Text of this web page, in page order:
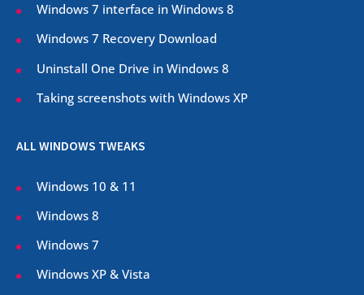
Windows 7 interface in Windows 8
Windows 7 Recovery Download
Uninstall One Drive in Windows 8
Taking screenshots with Windows XP
ALL WINDOWS TWEAKS
Windows 10 & 11
Windows 8
Windows 7
Windows XP & Vista